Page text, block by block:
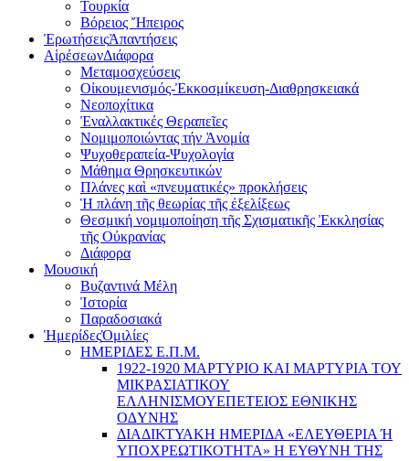
Τουρκία
Βόρειος Ἤπειρος
ἘρωτήσειςἈπαντήσεις
ΑἱρέσεωνΔιάφορα
Μεταμοσχεύσεις
Οἰκουμενισμός-Ἐκκοσμίκευση-Διαθρησκειακά
Νεοποχίτικα
Ἐναλλακτικές Θεραπεῖες
Νομιμοποιώντας τήν Ἀνομία
Ψυχοθεραπεία-Ψυχολογία
Μάθημα Θρησκευτικών
Πλάνες καὶ «πνευματικές» προκλήσεις
Ἡ πλάνη τῆς θεωρίας τῆς ἐξελίξεως
Θεσμική νομιμοποίηση τῆς Σχισματικῆς Ἐκκλησίας
τῆς Οὐκρανίας
Διάφορα
Μουσική
Βυζαντινά Μέλη
Ἰστορία
Παραδοσιακά
ἩμερίδεςὉμιλίες
ΗΜΕΡΙΔΕΣ Ε.Π.Μ.
1922-1920 ΜΑΡΤΥΡΙΟ ΚΑI ΜΑΡΤΥΡIΑ ΤΟΥ
ΜΙΚΡΑΣΙΑΤΙΚΟΥ
EΛΛΗΝΙΣΜΟΥEΠEΤΕΙΟΣ EΘΝΙΚHΣ
O∆YΝΗΣ
ΔΙΑΔΙΚΤΥΑΚΗ ΗΜΕΡΙΔΑ «EΛΕΥΘΕΡΙΑ Ή
YΠΟΧΡΕΩΤΙΚΟΤΗΤΑ» Η ΕΥΘΥΝΗ ΤΗΣ